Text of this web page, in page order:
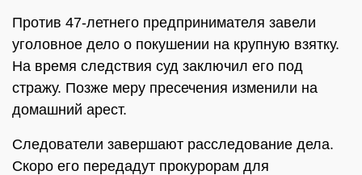
Против 47-летнего предпринимателя завели
уголовное дело о покушении на крупную взятку.
На время следствия суд заключил его под
стражу. Позже меру пресечения изменили на
домашний арест.
Следователи завершают расследование дела.
Скоро его передадут прокурорам для